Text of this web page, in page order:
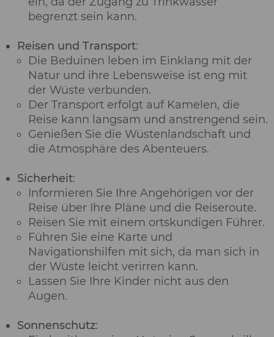
begrenzt sein kann.
Reisen und Transport:
Die Beduinen leben im Einklang mit der
Natur und ihre Lebensweise ist eng mit
der Wüste verbunden.
Der Transport erfolgt auf Kamelen, die
Reise kann langsam und anstrengend sein.
Genießen Sie die Wüstenlandschaft und
die Atmosphäre des Abenteuers.
Sicherheit:
Informieren Sie Ihre Angehörigen vor der
Reise über Ihre Pläne und die Reiseroute.
Reisen Sie mit einem ortskundigen Führer.
Führen Sie eine Karte und
Navigationshilfen mit sich, da man sich in
der Wüste leicht verirren kann.
Lassen Sie Ihre Kinder nicht aus den
Augen.
Sonnenschutz: